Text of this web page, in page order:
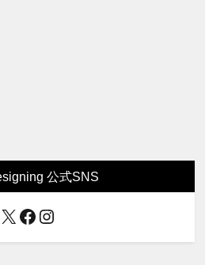
公式SNS
X Facebook
Instagram